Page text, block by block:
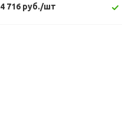
4 716 руб./шт